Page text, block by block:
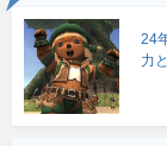
24
力